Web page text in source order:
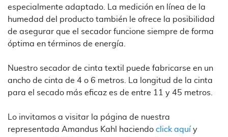
especialmente adaptado. La medición en línea de la
humedad del producto también le ofrece la posibilidad
de asegurar que el secador funcione siempre de forma
óptima en términos de energía.
Nuestro secador de cinta textil puede fabricarse en un
ancho de cinta de 4 o 6 metros. La longitud de la cinta
para el secado más eficaz es de entre 11 y 45 metros.
Lo invitamos a visitar la página de nuestra
representada Amandus Kahl haciendo click aquí y